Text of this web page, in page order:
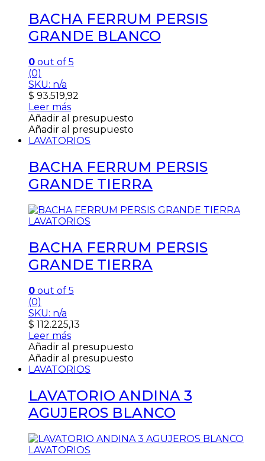
BACHA FERRUM PERSIS
GRANDE BLANCO
0 out of 5
(0)
SKU: n/a
$ 93.519,92
Leer más
Añadir al presupuesto
Añadir al presupuesto
LAVATORIOS
BACHA FERRUM PERSIS
GRANDE TIERRA
LAVATORIOS
BACHA FERRUM PERSIS
GRANDE TIERRA
0 out of 5
(0)
SKU: n/a
$ 112.225,13
Leer más
Añadir al presupuesto
Añadir al presupuesto
LAVATORIOS
LAVATORIO ANDINA 3
AGUJEROS BLANCO
LAVATORIOS